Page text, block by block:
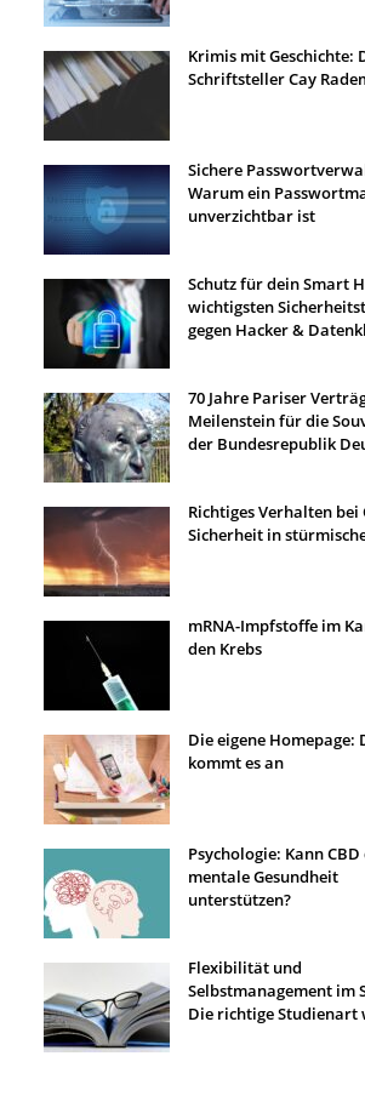
Krimis mit Geschichte:
Schriftsteller Cay
Sichere
Warum ein
unverzichtbar ist
Schutz für dein Smart
wichtigsten
gegen Hacker &
70 Jahre Pariser
Meilenstein für die
der Bundesrepublik
Richtiges Verhalten
Sicherheit in
mRNA-Impfstoffe im
den Krebs
Die eigene Homepage:
kommt es an
Psychologie: Kann CBD
mentale Gesundheit
unterstützen?
Flexibilität und
Selbstmanagement im
Die richtige Studienart